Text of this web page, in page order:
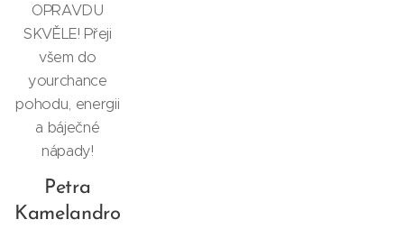
OPRAVDU
SKVĚLE! Přeji
všem do
yourchance
pohodu, energii
a báječné
nápady!
Petra
Kamelandro